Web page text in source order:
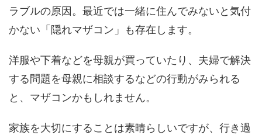
ラブルの原因。最近では一緒に住んでみないと気付
かない「隠れマザコン」も存在します。
洋服や下着などを母親が買っていたり、夫婦で解決
する問題を母親に相談するなどの行動がみられる
と、マザコンかもしれません。
家族を大切にすることは素晴らしいですが、行き過